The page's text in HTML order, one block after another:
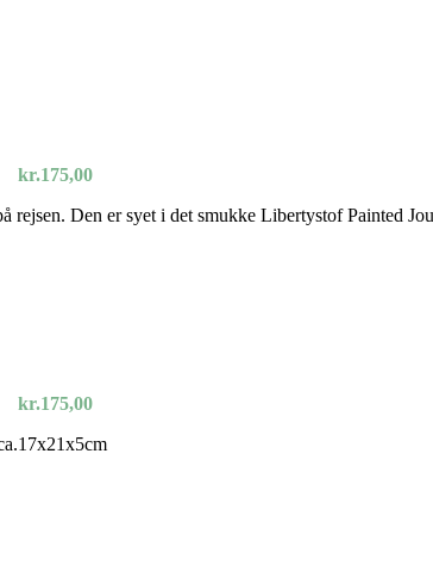
kr.175,00
rejsen. Den er syet i det smukke Libertystof Painted
kr.175,00